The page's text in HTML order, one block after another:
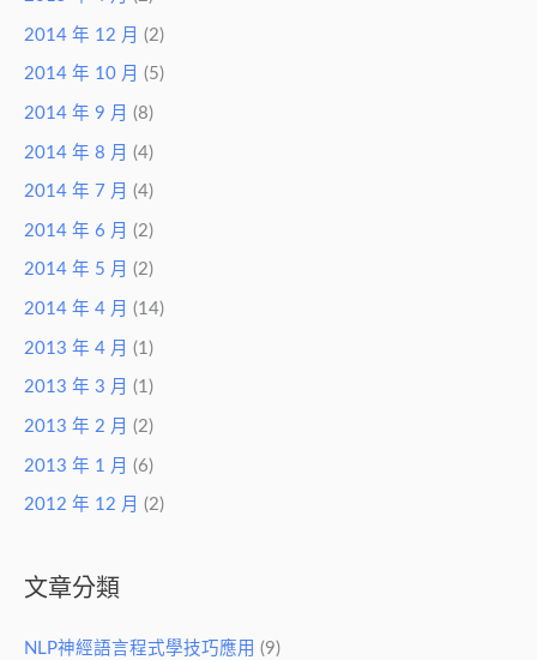
2014 年 12 月 (2)
2014 年 10 月 (5)
2014 年 9 月 (8)
2014 年 8 月 (4)
2014 年 7 月 (4)
2014 年 6 月 (2)
2014 年 5 月 (2)
2014 年 4 月 (14)
2013 年 4 月 (1)
2013 年 3 月 (1)
2013 年 2 月 (2)
2013 年 1 月 (6)
2012 年 12 月 (2)
文章分類
NLP神經語言程式學技巧應用 (9)